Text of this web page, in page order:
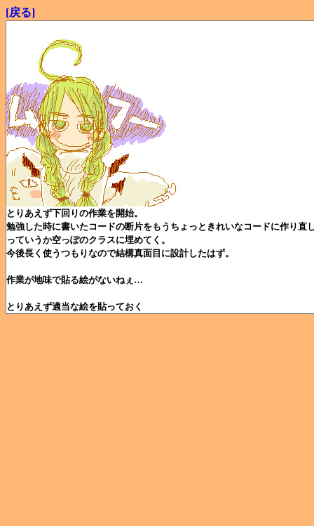
[戻る]
とりあえず下回りの作業を開始。
勉強した時に書いたコードの断片をもうちょっときれいなコードに作り直
っていうか空っぽのクラスに埋めてく。
今後長く使うつもりなので結構真面目に設計したはず。
作業が地味で貼る絵がないねぇ…
とりあえず適当な絵を貼っておく